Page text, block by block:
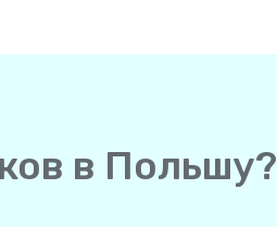
в Польшу?